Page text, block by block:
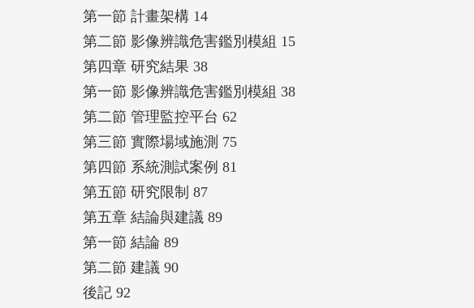
第一節 計畫架構 14
第二節 影像辨識危害鑑別模組 15
第四章 研究結果 38
第一節 影像辨識危害鑑別模組 38
第二節 管理監控平台 62
第三節 實際場域施測 75
第四節 系統測試案例 81
第五節 研究限制 87
第五章 結論與建議 89
第一節 結論 89
第二節 建議 90
後記 92